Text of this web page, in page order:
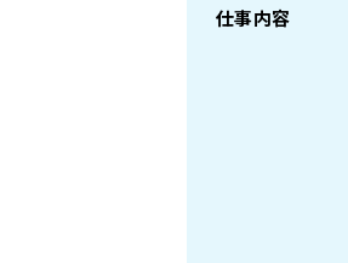
仕事内容